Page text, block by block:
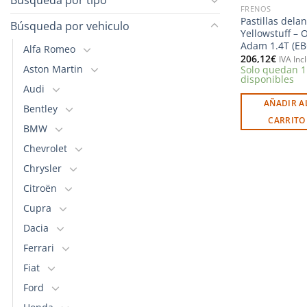
Búsqueda por vehiculo
Alfa Romeo
Aston Martin
Audi
Bentley
BMW
Chevrolet
Chrysler
Citroën
Cupra
Dacia
Ferrari
Fiat
Ford
FRENOS
Pastillas
Yellowstuff –
Adam 1.4T
206,12€ IVA
Solo quedan 1
disponibles
AÑADIR
CARRITO